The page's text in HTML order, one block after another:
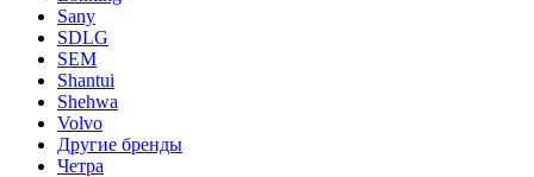
Sany
SDLG
SEM
Shantui
Shehwa
Volvo
Другие бренды
Четра